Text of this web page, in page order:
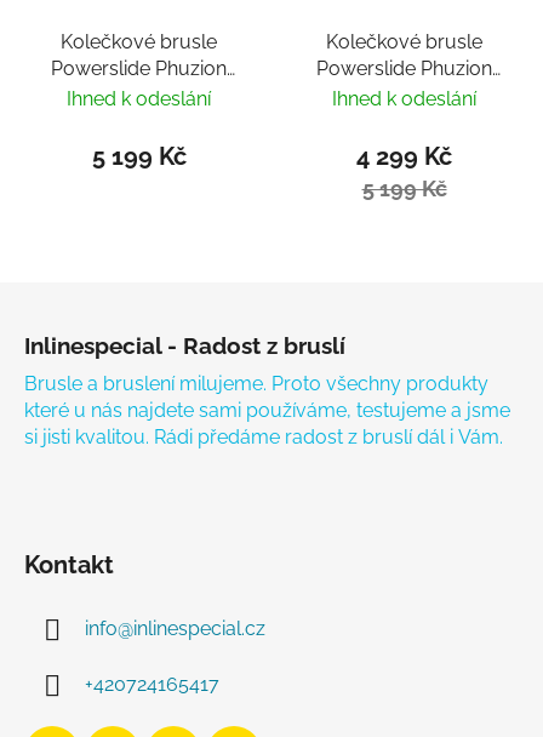
Kolečkové brusle
Powerslide Phuzion
Argon Coral 100 Trinity
Ihned k odeslání
5 199 Kč
Kolečkové brusle
Powerslide Phuzion
Argon Rose 100 Trinity
Ihned k odeslání
4 299 Kč
5 199 Kč
Inlinespecial - Radost z bruslí
Brusle a bruslení milujeme. Proto všechny produkty
které u nás najdete sami používáme, testujeme a jsme
si jisti kvalitou. Rádi předáme radost z bruslí dál i Vám.
Kontakt
info@inlinespecial.cz
+420724165417